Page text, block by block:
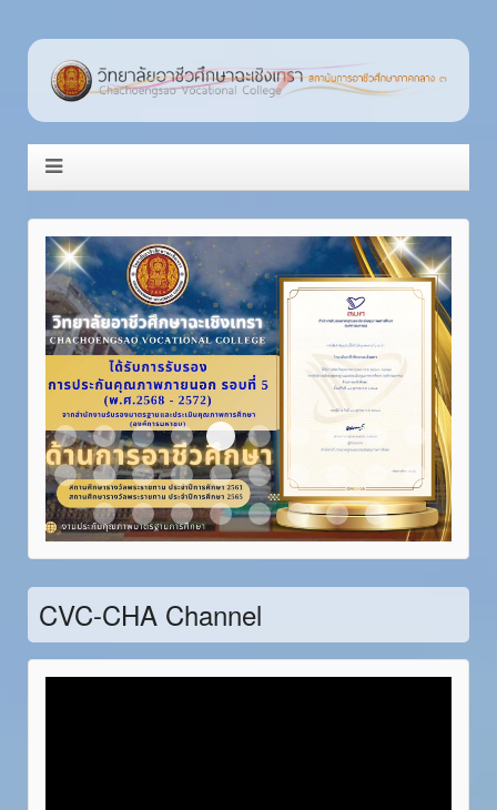
Item 1Item 2Item 3Item 4Item 5Item 6 Item 7Item 8 Item 9 Item 10
Item 11Item 12Item 13Item 14Item 15Item 16 Item 18Item 19Item 20
Item 21Item 22Item 23Item 24Item 25Item 26Item 27Item 28
CVC-CHA Channel